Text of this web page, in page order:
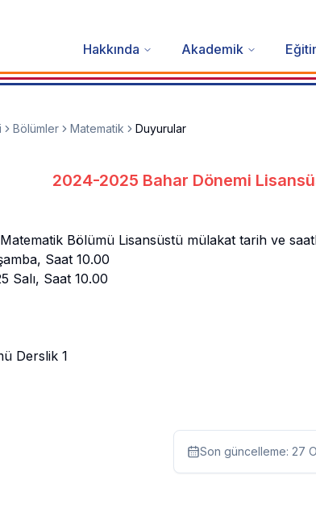
Hakkında Akademik
Bölümler Matematik Duyurular
2024-2025 Bahar Dönemi
Bölümü Lisansüstü mülakat tarih ve
Saat 10.00
Salı, Saat 10.00
Derslik 1
Son güncelleme: 27